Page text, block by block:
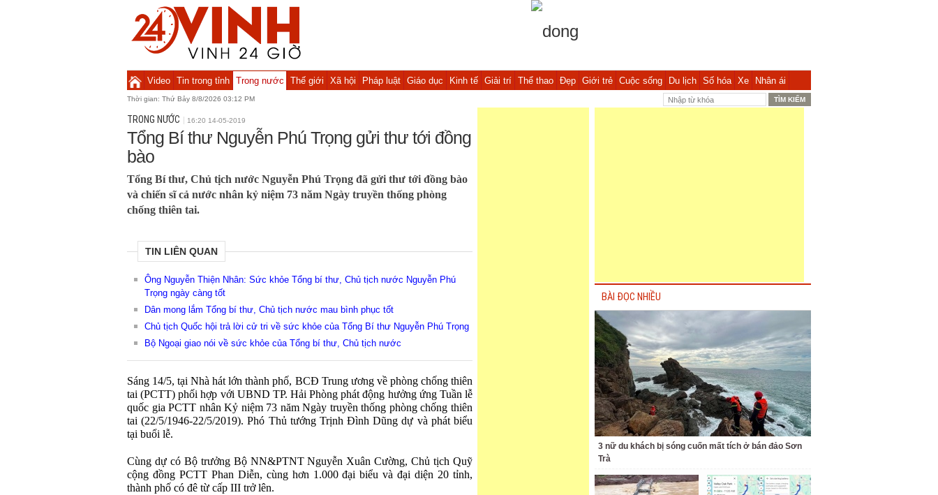
Video Tin trong tỉnh Trong nước Thế giới Xã hội Pháp luật Giáo dục Kinh tế Giải trí Thể thao Đẹp Giới trẻ Cuộc sống Du lịch Số hóa Xe Nhân ái
Thời gian: Thứ Bảy 8/8/2026 03:12 PM
TRONG NƯỚC 16:20 14-05-2019
Tổng Bí thư Nguyễn Phú Trọng gửi thư tới đồng
bào
Tổng Bí thư, Chủ tịch nước Nguyễn Phú Trọng đã gửi thư tới đồng bào
và chiến sĩ cả nước nhân kỷ niệm 73 năm Ngày truyền thống phòng
chống thiên tai.
TIN LIÊN QUAN
Ông Nguyễn Thiện Nhân: Sức khỏe Tổng bí thư, Chủ tịch nước Nguyễn Phú
Trọng ngày càng tốt
Dân mong lắm Tổng bí thư, Chủ tịch nước mau bình phục tốt
Chủ tịch Quốc hội trả lời cử tri về sức khỏe của Tổng Bí thư Nguyễn Phú Trọng
Bộ Ngoại giao nói về sức khỏe của Tổng bí thư, Chủ tịch nước
Sáng 14/5, tại Nhà hát lớn thành phố, BCĐ Trung ương về phòng chống thiên
tai (PCTT) phối hợp với UBND TP. Hải Phòng phát động hưởng ứng Tuần lễ
quốc gia PCTT nhân Kỷ niệm 73 năm Ngày truyền thống phòng chống thiên
tai (22/5/1946-22/5/2019). Phó Thủ tướng Trịnh Đình Dũng dự và phát biểu
tại buổi lễ.
Cùng dự có Bộ trưởng Bộ NN&PTNT Nguyễn Xuân Cường, Chủ tịch Quỹ
cộng đồng PCTT Phan Diễn, cùng hơn 1.000 đại biểu và đại diện 20 tỉnh,
thành phố có đê từ cấp III trở lên.
BÀI ĐỌC NHIỀU
3 nữ du khách bị sóng cuốn mất tích ở bán đảo Sơn
Trà